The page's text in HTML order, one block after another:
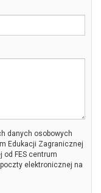
danych osobowych
Edukacji Zagranicznej
FES centrum
elektronicznej na